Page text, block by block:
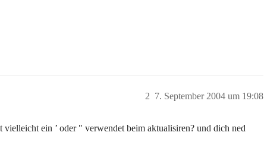
7. September 2004 um 19:08
2
ein ’ oder " verwendet beim aktualisiren? und dich ned